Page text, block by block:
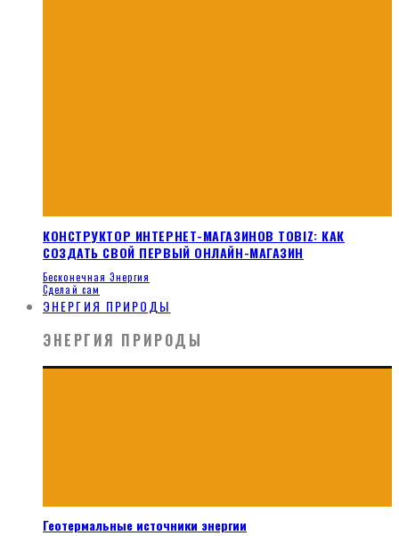
КОНСТРУКТОР ИНТЕРНЕТ-МАГАЗИНОВ TOBIZ: КАК
СОЗДАТЬ СВОЙ ПЕРВЫЙ ОНЛАЙН-МАГАЗИН
Бесконечная Энергия
Сделай сам
ЭНЕРГИЯ ПРИРОДЫ
ЭНЕРГИЯ ПРИРОДЫ
Геотермальные источники энергии